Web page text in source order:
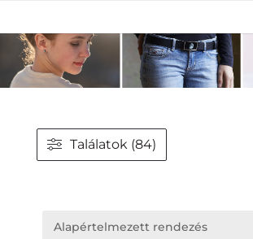
Találatok (84)
YOUR CART